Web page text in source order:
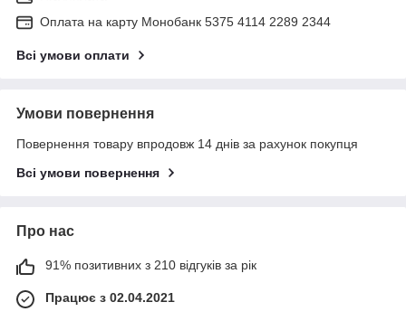
Оплата на карту Монобанк 5375 4114 2289 2344
Всі умови оплати
Умови повернення
Повернення товару впродовж 14 днів за рахунок покупця
Всі умови повернення
Про нас
91% позитивних з 210 відгуків за рік
Працює з 02.04.2021